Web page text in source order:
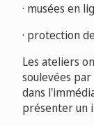
· musées en
· protection
Les ateliers
soulevées
dans
présenter un